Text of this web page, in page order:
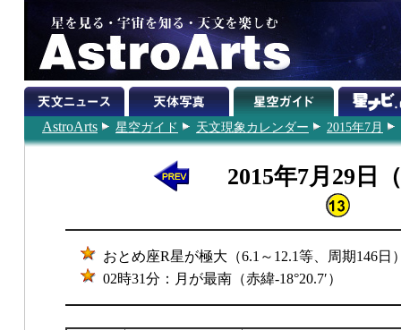
AstroArts 星空ガイド 天文現象カレンダー 2015年7月
2015年7月29日
おとめ座R星が極大（6.1～12.1等、周期146日
02時31分：月が最南（赤緯-18°20.7′）